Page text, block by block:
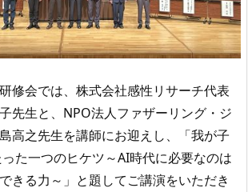
修会では、株式会社感性リサーチ代表
先生と、 NPO法人ファザーリング・ジ
高之先生を講師にお迎えし、「我が子
た一つのヒケツ～AI時代に必要なのは
きる力～」と題してご講演をいただき